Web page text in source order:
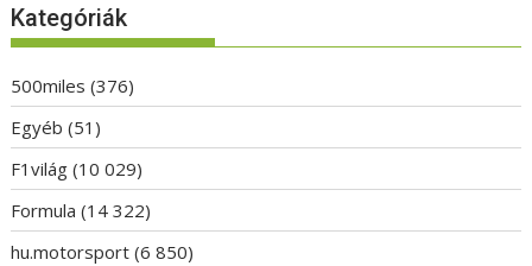
Kategóriák
500miles (376)
Egyéb (51)
F1világ (10 029)
Formula (14 322)
hu.motorsport (6 850)